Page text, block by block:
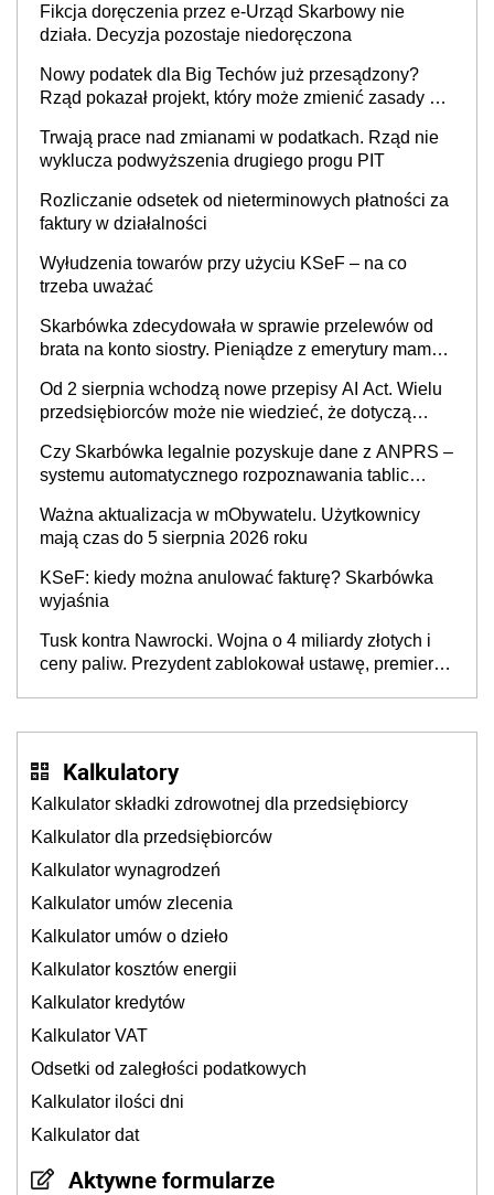
prowadzeniem działalności gospodarczej
Fikcja doręczenia przez e-Urząd Skarbowy nie
działa. Decyzja pozostaje niedoręczona
Nowy podatek dla Big Techów już przesądzony?
Rząd pokazał projekt, który może zmienić zasady gry
Trwają prace nad zmianami w podatkach. Rząd nie
wyklucza podwyższenia drugiego progu PIT
Rozliczanie odsetek od nieterminowych płatności za
faktury w działalności
Wyłudzenia towarów przy użyciu KSeF – na co
trzeba uważać
Skarbówka zdecydowała w sprawie przelewów od
brata na konto siostry. Pieniądze z emerytury mamy
będzie
Od 2 sierpnia wchodzą nowe przepisy AI Act. Wielu
przedsiębiorców może nie wiedzieć, że dotyczą
Czy Skarbówka legalnie pozyskuje dane z ANPRS –
systemu automatycznego rozpoznawania tablic
Ważna aktualizacja w mObywatelu. Użytkownicy
mają czas do 5 sierpnia 2026 roku
KSeF: kiedy można anulować fakturę? Skarbówka
wyjaśnia
Tusk kontra Nawrocki. Wojna o 4 miliardy złotych i
ceny paliw. Prezydent zablokował ustawę, premier
Kalkulatory
Kalkulator składki zdrowotnej dla przedsiębiorcy
Kalkulator dla przedsiębiorców
Kalkulator wynagrodzeń
Kalkulator umów zlecenia
Kalkulator umów o dzieło
Kalkulator kosztów energii
Kalkulator kredytów
Kalkulator VAT
Odsetki od zaległości podatkowych
Kalkulator ilości dni
Kalkulator dat
Aktywne formularze